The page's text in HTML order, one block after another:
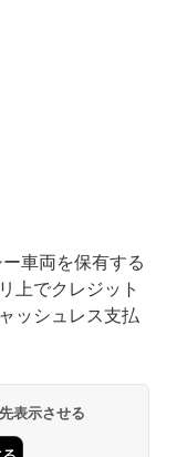
車両を保有する
上でクレジット
ッシュレス支払
表示させる